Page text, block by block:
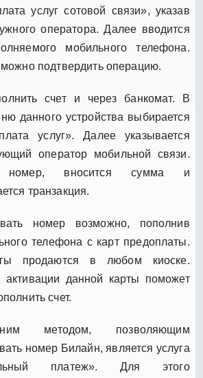
услуг сотовой связи», указав
оператора. Далее вводится
мобильного телефона.
подтвердить операцию.
счет и через банкомат. В
данного устройства выбирается
услуг». Далее указывается
оператор мобильной связи.
номер, вносится сумма и
транзакция.
номер возможно, пополнив
телефона с карт предоплаты.
продаются в любом киоске.
активации данной карты поможет
счет.
методом, позволяющим
номер Билайн, является услуга
платеж». Для этого